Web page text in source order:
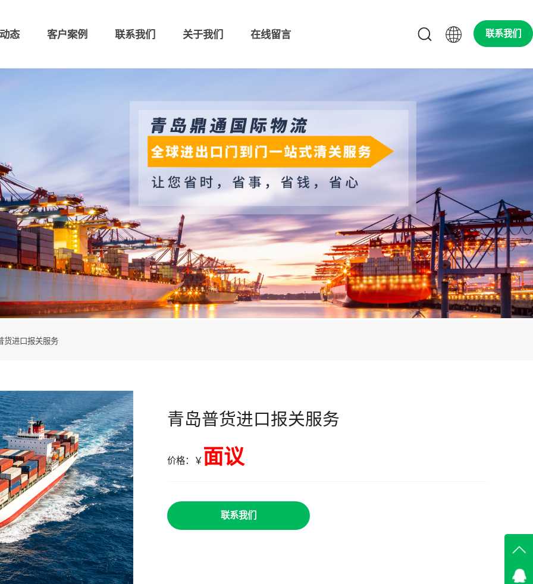
态 客户案例 联系我们 关于我们 在线留言 联系我们
货进口报关服务
青岛普货进口报关服务
价格：￥ 面议
联系我们